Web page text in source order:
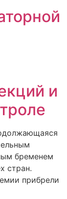
и
бременем
стран.
прибрели